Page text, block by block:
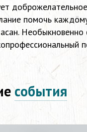
помочь
Необыкновенно
события